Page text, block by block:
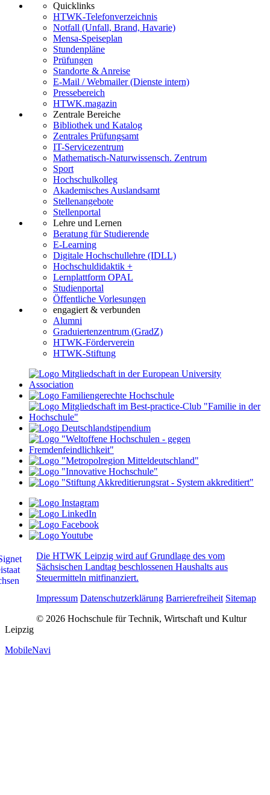
Quicklinks
HTWK-Telefonverzeichnis
Notfall (Unfall, Brand, Havarie)
Mensa-Speiseplan
Stundenpläne
Prüfungen
Standorte & Anreise
E-Mail / Webmailer (Dienste intern)
Pressebereich
HTWK.magazin
Zentrale Bereiche
Bibliothek und Katalog
Zentrales Prüfungsamt
IT-Servicezentrum
Mathematisch-Naturwissensch. Zentrum
Sport
Hochschulkolleg
Akademisches Auslandsamt
Stellenangebote
Stellenportal
Lehre und Lernen
Beratung für Studierende
E-Learning
Digitale Hochschullehre (IDLL)
Hochschuldidaktik +
Lernplattform OPAL
Studienportal
Öffentliche Vorlesungen
engagiert & verbunden
Alumni
Graduiertenzentrum (GradZ)
HTWK-Förderverein
HTWK-Stiftung
Die HTWK Leipzig wird auf Grundlage des vom
Sächsischen Landtag beschlossenen Haushalts aus
Steuermitteln mitfinanziert.
Impressum Datenschutzerklärung Barrierefreiheit Sitemap
© 2026 Hochschule für Technik, Wirtschaft und Kultur
Leipzig
MobileNavi